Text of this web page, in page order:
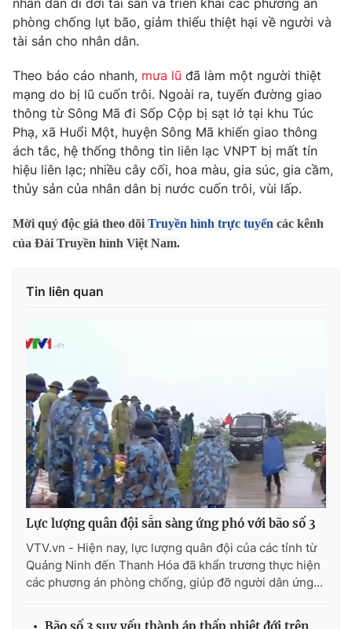
Ðiện thoại Thời báo VTV:024.66 897 897
Email:toasoan@vtv.vn
thuận bằng văn bản. Ghi rõ nguồn VTV.vn khi phát hành lại
nhân dân di dời tài sản và triển khai các phương án
phòng chống lụt bão, giảm thiểu thiệt hại về người và
tài sản cho nhân dân.
Theo báo cáo nhanh, mưa lũ đã làm một người thiệt
mạng do bị lũ cuốn trôi. Ngoài ra, tuyến đường giao
thông từ Sông Mã đi Sốp Cộp bị sạt lở tại khu Túc
Phạ, xã Huổi Một, huyện Sông Mã khiến giao thông
ách tắc, hệ thống thông tin liên lạc VNPT bị mất tín
hiệu liên lạc; nhiều cây cối, hoa màu, gia súc, gia cầm,
thủy sản của nhân dân bị nước cuốn trôi, vùi lấp.
Mời quý độc giả theo dõi Truyền hình trực tuyến các kênh
của Đài Truyền hình Việt Nam.
Tin liên quan
Lực lượng quân đội sẵn sàng ứng phó với bão số 3
VTV.vn - Hiện nay, lực lượng quân đội của các tỉnh từ
Quảng Ninh đến Thanh Hóa đã khẩn trương thực hiện
các phương án phòng chống, giúp đỡ người dân ứng...